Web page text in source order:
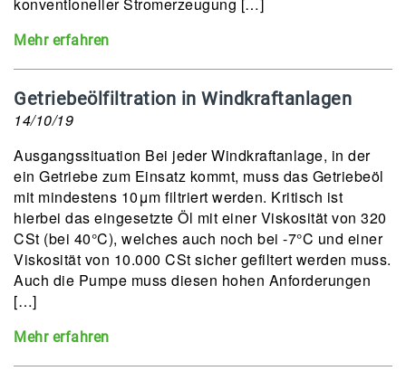
Mehr erfahren
Getriebeölfiltration in Windkraftanlagen
14/10/19
Ausgangssituation Bei jeder Windkraftanlage, in der
ein Getriebe zum Einsatz kommt, muss das Getriebeöl
mit mindestens 10μm filtriert werden. Kritisch ist
hierbei das eingesetzte Öl mit einer Viskosität von 320
CSt (bei 40°C), welches auch noch bei -7°C und einer
Viskosität von 10.000 CSt sicher gefiltert werden muss.
Auch die Pumpe muss diesen hohen Anforderungen
[…]
Mehr erfahren